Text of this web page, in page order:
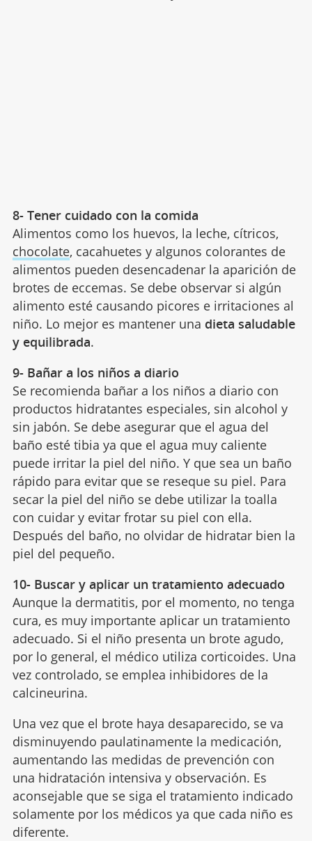
8- Tener cuidado con la comida
Alimentos como los huevos, la leche, cítricos,
chocolate, cacahuetes y algunos colorantes de
alimentos pueden desencadenar la aparición de
brotes de eccemas. Se debe observar si algún
alimento esté causando picores e irritaciones al
niño. Lo mejor es mantener una dieta saludable
y equilibrada.
9- Bañar a los niños a diario
Se recomienda bañar a los niños a diario con
productos hidratantes especiales, sin alcohol y
sin jabón. Se debe asegurar que el agua del
baño esté tibia ya que el agua muy caliente
puede irritar la piel del niño. Y que sea un baño
rápido para evitar que se reseque su piel. Para
secar la piel del niño se debe utilizar la toalla
con cuidar y evitar frotar su piel con ella.
Después del baño, no olvidar de hidratar bien la
piel del pequeño.
10- Buscar y aplicar un tratamiento adecuado
Aunque la dermatitis, por el momento, no tenga
cura, es muy importante aplicar un tratamiento
adecuado. Si el niño presenta un brote agudo,
por lo general, el médico utiliza corticoides. Una
vez controlado, se emplea inhibidores de la
calcineurina.
Una vez que el brote haya desaparecido, se va
disminuyendo paulatinamente la medicación,
aumentando las medidas de prevención con
una hidratación intensiva y observación. Es
aconsejable que se siga el tratamiento indicado
solamente por los médicos ya que cada niño es
diferente.